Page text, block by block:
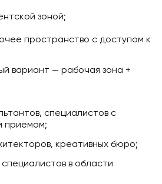
зоной;
пространство с доступом к
вариант — рабочая зона +
специалистов с
приёмом;
креативных бюро;
в области